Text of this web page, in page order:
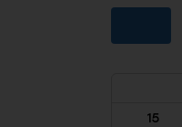
15